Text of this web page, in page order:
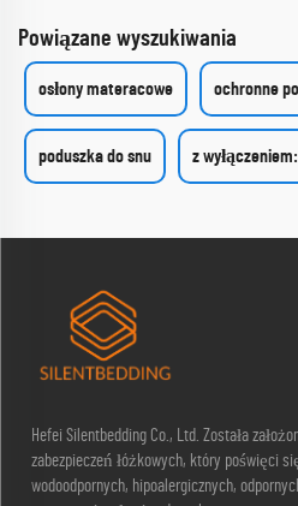
Powiązane wyszukiwania
osłony materacowe ochronne
poduszka do snu z wyłączeniem:
Hefei Silentbedding Co., Ltd. Została
zabezpieczeń łóżkowych, który poświęci
wodoodpornych, hipoalergicznych,